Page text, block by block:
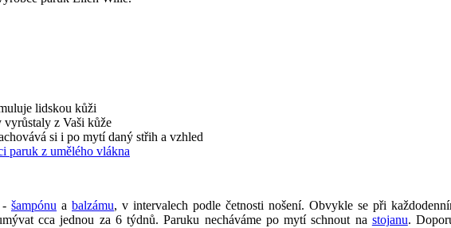
lidskou kůži
vyrůstaly z Vaši kůže
si i po mytí daný střih a vzhled
paruk z umělého vlákna
- šampónu a balzámu, v intervalech podle četnosti nošení. Obvykle se při
cca jednou za 6 týdnů. Paruku necháváme po mytí schnout na stojanu.